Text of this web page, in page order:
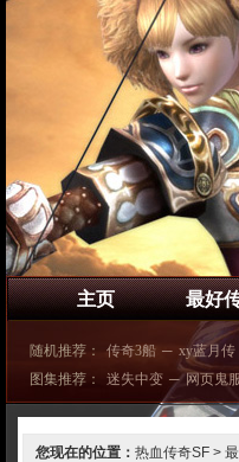
主页 最好
随机推荐： 传奇3船 ─ xy蓝月传
图集推荐：
迷失中变 ─ 网页鬼
您现在的位置： 热血传奇SF >